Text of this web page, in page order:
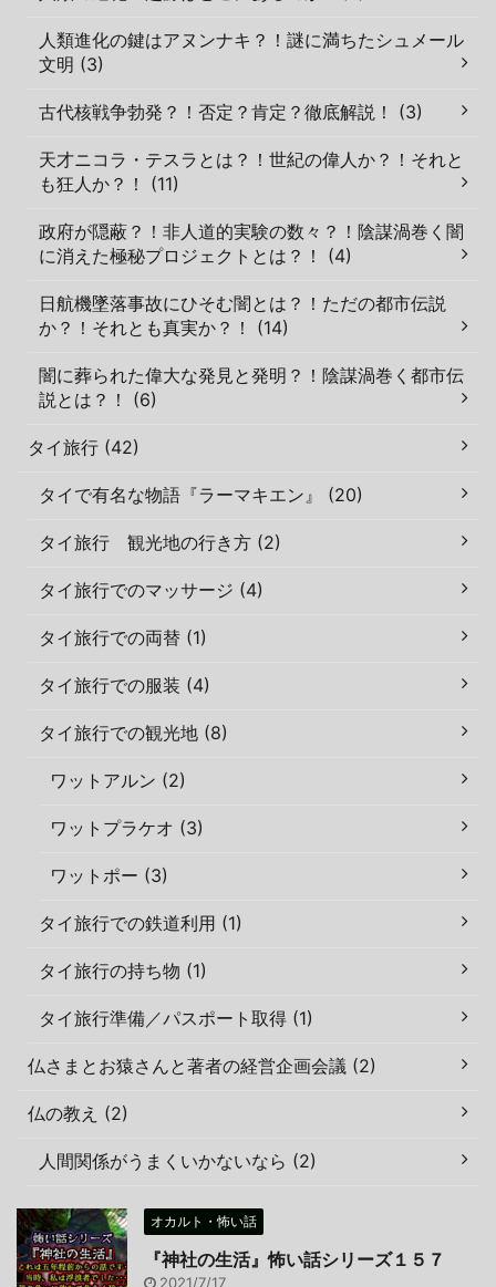
人類進化の鍵はアヌンナキ？！謎に満ちたシュメール
文明 (3)
古代核戦争勃発？！否定？肯定？徹底解説！ (3)
天才ニコラ・テスラとは？！世紀の偉人か？！それと
も狂人か？！ (11)
政府が隠蔽？！非人道的実験の数々？！陰謀渦巻く闇
に消えた極秘プロジェクトとは？！ (4)
日航機墜落事故にひそむ闇とは？！ただの都市伝説
か？！それとも真実か？！ (14)
闇に葬られた偉大な発見と発明？！陰謀渦巻く都市伝
説とは？！ (6)
タイ旅行 (42)
タイで有名な物語『ラーマキエン』 (20)
タイ旅行 観光地の行き方 (2)
タイ旅行でのマッサージ (4)
タイ旅行での両替 (1)
タイ旅行での服装 (4)
タイ旅行での観光地 (8)
ワットアルン (2)
ワットプラケオ (3)
ワットポー (3)
タイ旅行での鉄道利用 (1)
タイ旅行の持ち物 (1)
タイ旅行準備／パスポート取得 (1)
仏さまとお猿さんと著者の経営企画会議 (2)
仏の教え (2)
人間関係がうまくいかないなら (2)
オカルト・怖い話
『神社の生活』怖い話シリーズ１５７
2021/7/17